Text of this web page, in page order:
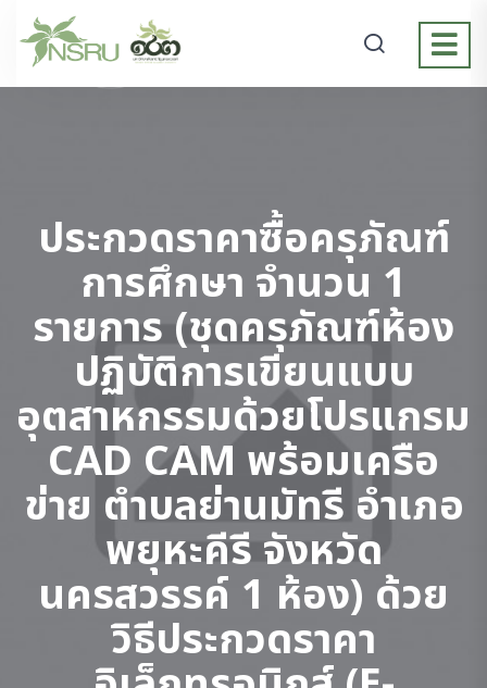
ประกวดราคาซื้อครุภัณฑ์
การศึกษา จำนวน 1
รายการ (ชุดครุภัณฑ์ห้อง
ปฏิบัติการเขียนแบบ
อุตสาหกรรมด้วยโปรแกรม
CAD CAM พร้อมเครือ
ข่าย ตำบลย่านมัทรี อำเภอ
พยุหะคีรี จังหวัด
นครสวรรค์ 1 ห้อง) ด้วย
วิธีประกวดราคา